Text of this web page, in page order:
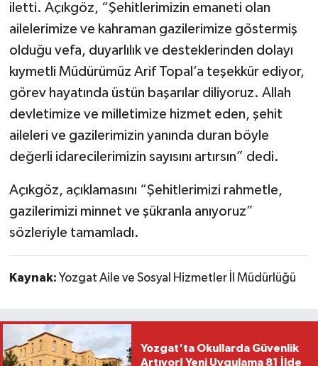
iletti. Açıkgöz, “Şehitlerimizin emaneti olan
ailelerimize ve kahraman gazilerimize göstermiş
olduğu vefa, duyarlılık ve desteklerinden dolayı
kıymetli Müdürümüz Arif Topal’a teşekkür ediyor,
görev hayatında üstün başarılar diliyoruz. Allah
devletimize ve milletimize hizmet eden, şehit
aileleri ve gazilerimizin yanında duran böyle
değerli idarecilerimizin sayısını artırsın” dedi.
Açıkgöz, açıklamasını “Şehitlerimizi rahmetle,
gazilerimizi minnet ve şükranla anıyoruz”
sözleriyle tamamladı.
Kaynak: Yozgat Aile ve Sosyal Hizmetler İl Müdürlüğü
Yozgat'ta Okullarda Güvenlik
Artıyor! Yeni Uygulama 81 İlde